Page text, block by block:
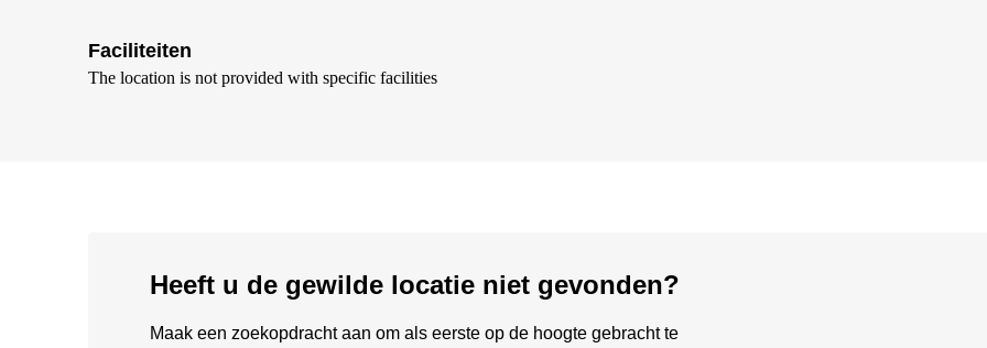
Faciliteiten
The location is not provided with specific facilities
Heeft u de gewilde locatie niet gevonden?
Maak een zoekopdracht aan om als eerste op de hoogte gebracht te